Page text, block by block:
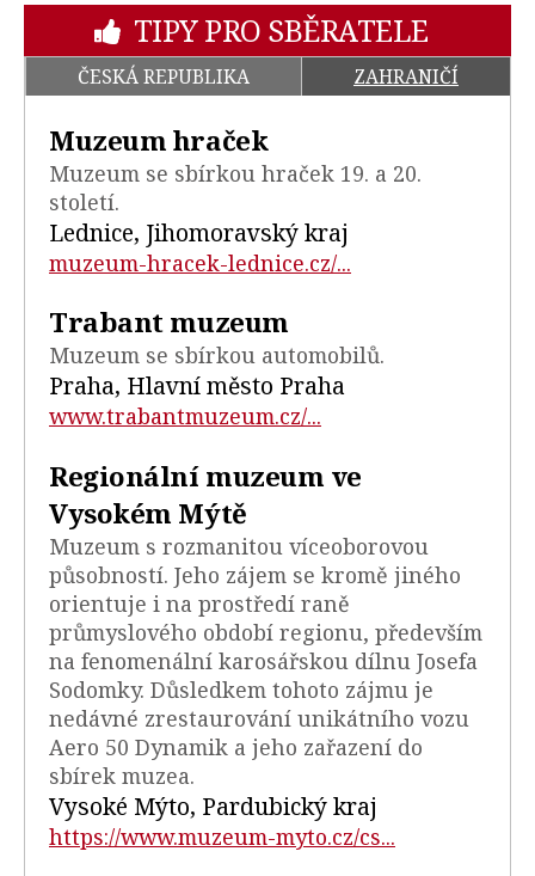
TIPY PRO SBĚRATELE
ČESKÁ REPUBLIKA ZAHRANIČÍ
Muzeum hraček
Muzeum se sbírkou hraček 19. a 20.
století.
Lednice, Jihomoravský kraj
muzeum-hracek-lednice.cz/...
Trabant muzeum
Muzeum se sbírkou automobilů.
Praha, Hlavní město Praha
www.trabantmuzeum.cz/...
Regionální muzeum ve
Vysokém Mýtě
Muzeum s rozmanitou víceoborovou
působností. Jeho zájem se kromě jiného
orientuje i na prostředí raně
průmyslového období regionu, především
na fenomenální karosářskou dílnu Josefa
Sodomky. Důsledkem tohoto zájmu je
nedávné zrestaurování unikátního vozu
Aero 50 Dynamik a jeho zařazení do
sbírek muzea.
Vysoké Mýto, Pardubický kraj
https://www.muzeum-myto.cz/cs...